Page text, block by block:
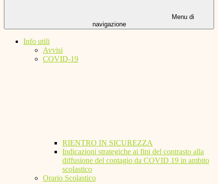
Menu di
navigazione
Info utili
Avvisi
COVID-19
RIENTRO IN SICUREZZA
Indicazioni strategiche ai fini del contrasto alla
diffusione del contagio da COVID 19 in ambito
scolastico
Orario Scolastico